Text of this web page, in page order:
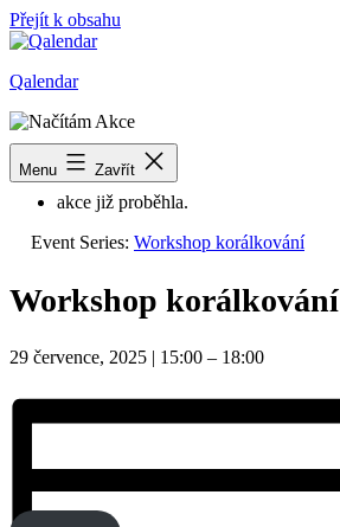
Přejít k obsahu
Qalendar
Menu Zavřít
« Všechny Akce
akce již proběhla.
Event Series: Workshop korálkování
Workshop korálkování
29 července, 2025 15:00 – 18:00